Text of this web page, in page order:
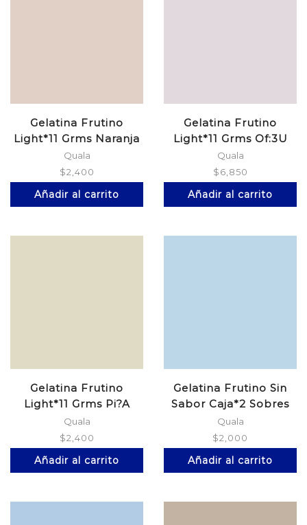
Gelatina Frutino
Light*11 Grms Naranja
Quala
$2,400
Añadir al carrito
Gelatina Frutino
Light*11 Grms Of:3U
$Es
Quala
$6,850
Añadir al carrito
Gelatina Frutino
Light*11 Grms Pi?A
Quala
$2,400
Añadir al carrito
Gelatina Frutino Sin
Sabor Caja*2 Sobres
Quala
$2,000
Añadir al carrito